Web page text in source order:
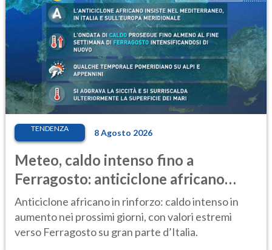
TENDENZA 8 Agosto 2026
Meteo, caldo intenso fino a
Ferragosto: anticiclone africano
ancora protagonista
Anticiclone africano in rinforzo: caldo intenso in
aumento nei prossimi giorni, con valori estremi
verso Ferragosto su gran parte d’Italia.